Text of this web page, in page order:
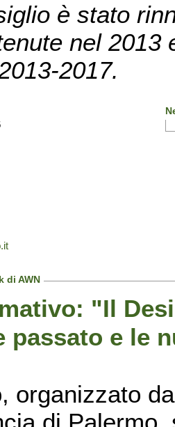
è stato
nel 2013
2017.
di AWN
"Il
passato e le
organizzato